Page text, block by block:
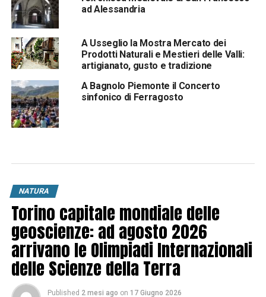
ad Alessandria
A Usseglio la Mostra Mercato dei
Prodotti Naturali e Mestieri delle Valli:
artigianato, gusto e tradizione
A Bagnolo Piemonte il Concerto
sinfonico di Ferragosto
NATURA
Torino capitale mondiale delle
geoscienze: ad agosto 2026
arrivano le Olimpiadi Internazionali
delle Scienze della Terra
Published 2 mesi ago on 17 Giugno 2026